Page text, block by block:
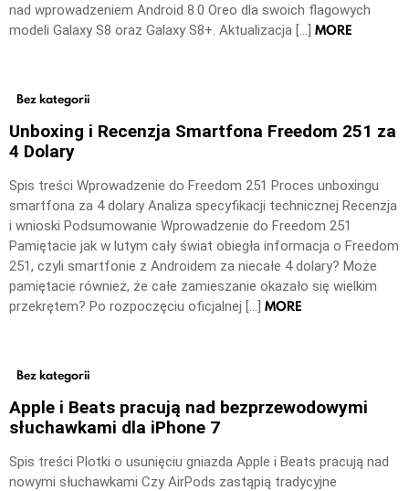
nad wprowadzeniem Android 8.0 Oreo dla swoich flagowych
modeli Galaxy S8 oraz Galaxy S8+. Aktualizacja […] MORE
Bez kategorii
Unboxing i Recenzja Smartfona Freedom 251 za
4 Dolary
Spis treści Wprowadzenie do Freedom 251 Proces unboxingu
smartfona za 4 dolary Analiza specyfikacji technicznej Recenzja
i wnioski Podsumowanie Wprowadzenie do Freedom 251
Pamiętacie jak w lutym cały świat obiegła informacja o Freedom
251, czyli smartfonie z Androidem za niecałe 4 dolary? Może
pamiętacie również, że całe zamieszanie okazało się wielkim
przekrętem? Po rozpoczęciu oficjalnej […] MORE
Bez kategorii
Apple i Beats pracują nad bezprzewodowymi
słuchawkami dla iPhone 7
Spis treści Plotki o usunięciu gniazda Apple i Beats pracują nad
nowymi słuchawkami Czy AirPods zastąpią tradycyjne